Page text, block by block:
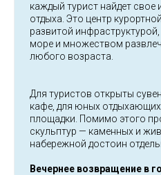
каждый турист найдет свое
отдыха. Это центр
развитой
море и множеством
любого возраста.
Для туристов открыты
кафе, для юных
площадки. Помимо этого
скульптур — каменных и
набережной достоин
Вечернее возвращение в